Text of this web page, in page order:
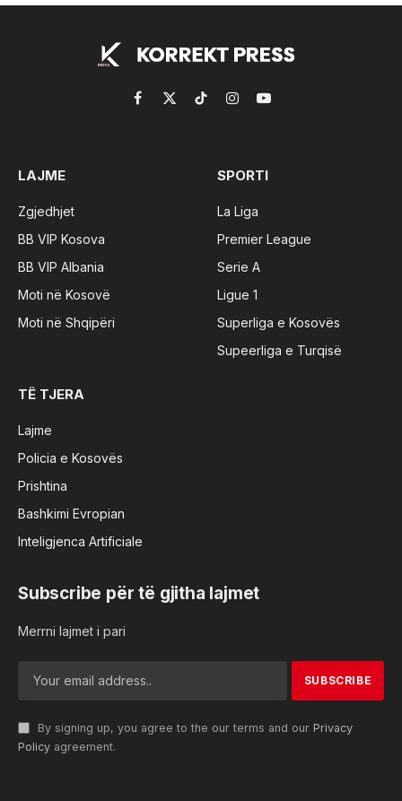
Facebook
X
TikTokInstagramYouTube
LAJME
Zgjedhjet
BB VIP Kosova
BB VIP Albania
Moti në Kosovë
Moti në Shqipëri
SPORTI
La Liga
Premier League
Serie A
Ligue 1
Superliga e Kosovës
Supeerliga e Turqisë
TË TJERA
Lajme
Policia e Kosovës
Prishtina
Bashkimi Evropian
Inteligjenca Artificiale
Subscribe për të gjitha lajmet
Merrni lajmet i pari
By signing up, you agree to the our terms and our Privacy
Policy agreement.